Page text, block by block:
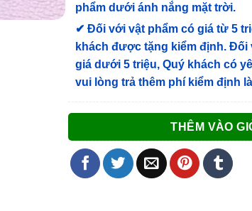
phẩm dưới ánh nắng mặt trời.
✔Đối với vật phẩm có giá từ 5
khách được tặng kiểm định. Đối
giá dưới 5 triệu, Quý khách có
vui lòng trả thêm phí kiểm định
THÊM VÀO